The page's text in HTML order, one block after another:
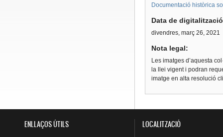
Documentació històrica
Data de
divendres, març 26, 2021
Nota legal:
Les imatges d’aquesta
la llei vigent i podran
imatge en alta resolució
ENLLAÇOS ÚTILS LOCALITZACIÓ